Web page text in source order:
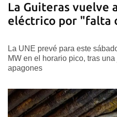
La Guiteras vuelve
eléctrico por "falta
La UNE prevé para este
MW en el horario pico, tras
apagones